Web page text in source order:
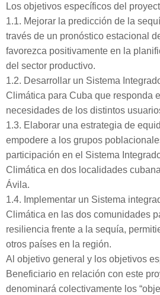
Los objetivos específicos del
1.1. Mejorar la predicción de la
través de un pronóstico estacional
favorezca positivamente en la
del sector productivo.
1.2. Desarrollar un Sistema
Climática para Cuba que responda
necesidades de los distintos
1.3. Elaborar una estrategia de
empodere a los grupos
participación en el Sistema
Climática en dos localidades
Ávila.
1.4. Implementar un Sistema
Climática en las dos comunidades
resiliencia frente a la sequía,
otros países en la región.
Al objetivo general y los objetivos
Beneficiario en relación con este
denominará colectivamente los